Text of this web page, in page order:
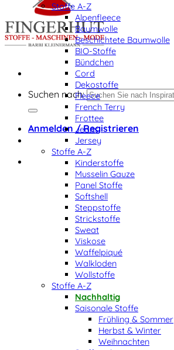
Suchen nach:
Anmelden / Registrieren
Stoffe A-Z
Alpenfleece
Baumwolle
Beschichtete Baumwolle
BIO-Stoffe
Bündchen
Cord
Dekostoffe
Fleece
French Terry
Frottee
Jeans
Jersey
Stoffe A-Z
Kinderstoffe
Musselin Gauze
Panel Stoffe
Softshell
Steppstoffe
Strickstoffe
Sweat
Viskose
Waffelpiqué
Walkloden
Wollstoffe
Stoffe A-Z
Nachhaltig
Saisonale Stoffe
Frühling & Sommer
Herbst & Winter
Weihnachten